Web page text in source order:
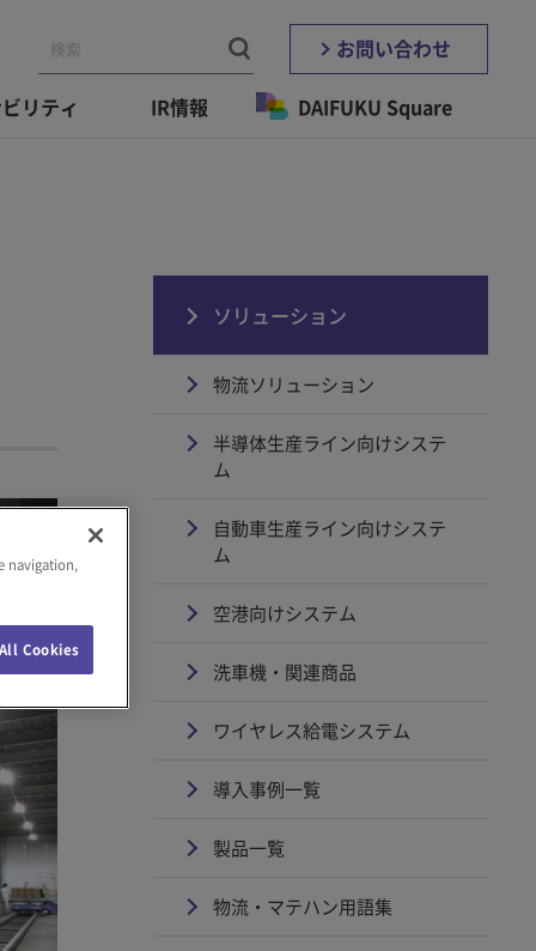
お問い合わせ
リティ IR情報 DAIFUKU Square
ソリューション
物流ソリューション
半導体生産ライン向けシステ
ム
自動車生産ライン向けシステ
ム
空港向けシステム
洗車機・関連商品
ワイヤレス給電システム
導入事例一覧
製品一覧
物流・マテハン用語集
navigation,
Cookies